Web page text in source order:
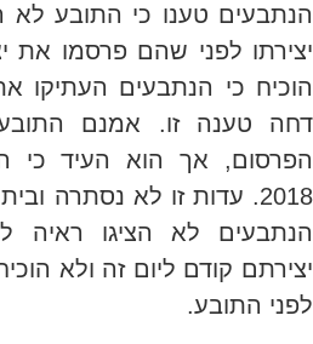
הנתבעים טענו כי התובע
יצירתו לפני שהם פרסמו את
הוכיח כי הנתבעים העתיקו
דחה טענה זו. אמנם
הפרסום, אך הוא העיד כי
2018. עדות זו לא נסתרה
הנתבעים לא הציגו
יצירתם קודם ליום זה ולא
לפני התובע.